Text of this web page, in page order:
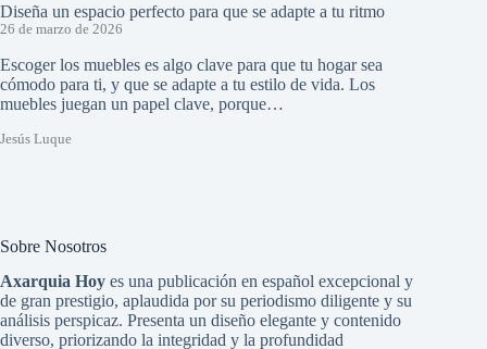
Diseña un espacio perfecto para que se adapte a tu ritmo
26 de marzo de 2026
Escoger los muebles es algo clave para que tu hogar sea
cómodo para ti, y que se adapte a tu estilo de vida. Los
muebles juegan un papel clave, porque…
Jesús Luque
Sobre Nosotros
Axarquia Hoy es una publicación en español excepcional y
de gran prestigio, aplaudida por su periodismo diligente y su
análisis perspicaz. Presenta un diseño elegante y contenido
diverso, priorizando la integridad y la profundidad